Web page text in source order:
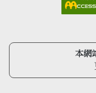
本網